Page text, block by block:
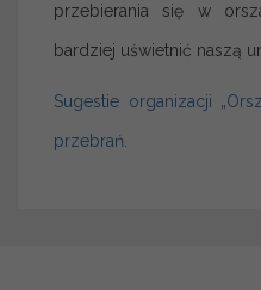
przebierania się w
bardziej uświetnić naszą
Sugestie organizacji
przebrań.